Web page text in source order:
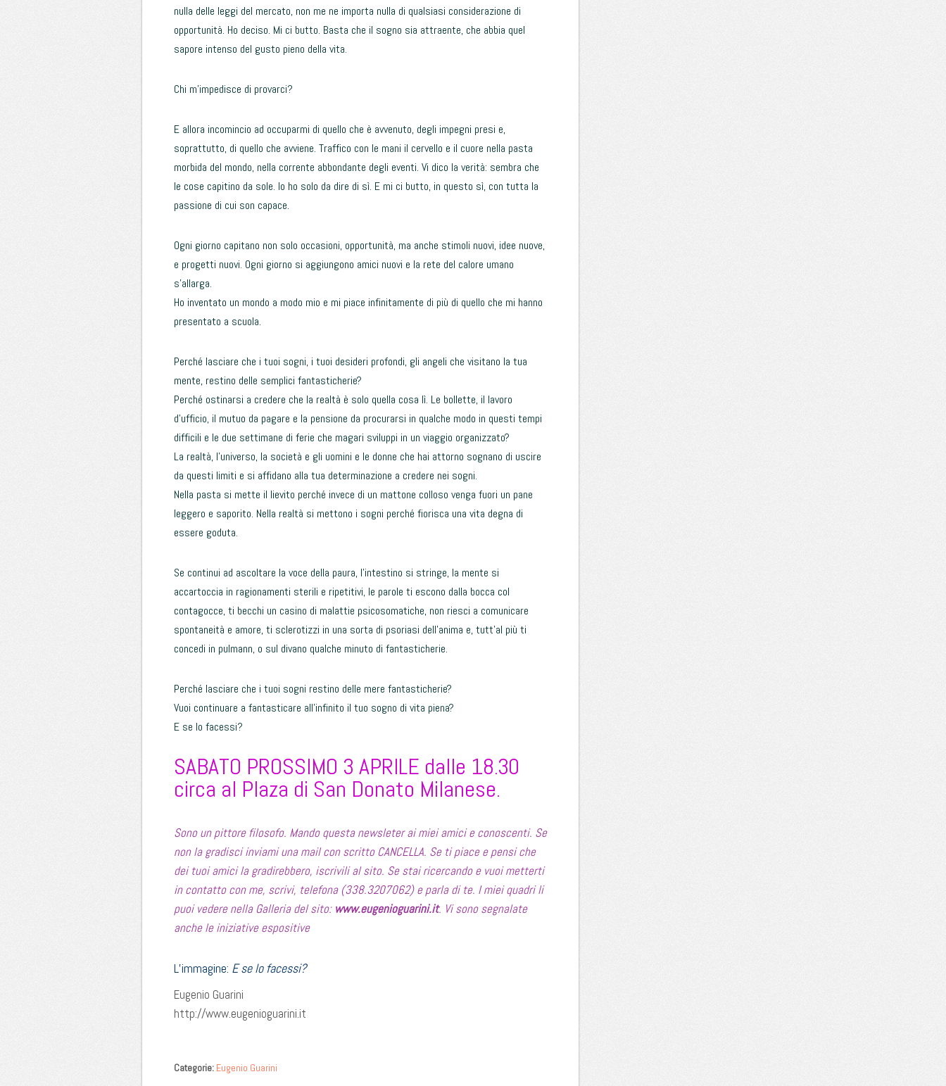
nulla delle leggi del mercato, non me ne importa nulla di qualsiasi considerazione di
opportunità. Ho deciso. Mi ci butto. Basta che il sogno sia attraente, che abbia quel
sapore intenso del gusto pieno della vita.
Chi m’impedisce di provarci?
E allora incomincio ad occuparmi di quello che è avvenuto, degli impegni presi e,
soprattutto, di quello che avviene. Traffico con le mani il cervello e il cuore nella pasta
morbida del mondo, nella corrente abbondante degli eventi. Vi dico la verità: sembra che
le cose capitino da sole. Io ho solo da dire di sì. E mi ci butto, in questo sì, con tutta la
passione di cui son capace.
Ogni giorno capitano non solo occasioni, opportunità, ma anche stimoli nuovi, idee nuove,
e progetti nuovi. Ogni giorno si aggiungono amici nuovi e la rete del calore umano
s’allarga.
Ho inventato un mondo a modo mio e mi piace infinitamente di più di quello che mi hanno
presentato a scuola.
Perché lasciare che i tuoi sogni, i tuoi desideri profondi, gli angeli che visitano la tua
mente, restino delle semplici fantasticherie?
Perché ostinarsi a credere che la realtà è solo quella cosa lì. Le bollette, il lavoro
d’ufficio, il mutuo da pagare e la pensione da procurarsi in qualche modo in questi tempi
difficili e le due settimane di ferie che magari sviluppi in un viaggio organizzato?
La realtà, l’universo, la società e gli uomini e le donne che hai attorno sognano di uscire
da questi limiti e si affidano alla tua determinazione a credere nei sogni.
Nella pasta si mette il lievito perché invece di un mattone colloso venga fuori un pane
leggero e saporito. Nella realtà si mettono i sogni perché fiorisca una vita degna di
essere goduta.
Se continui ad ascoltare la voce della paura, l’intestino si stringe, la mente si
accartoccia in ragionamenti sterili e ripetitivi, le parole ti escono dalla bocca col
contagocce, ti becchi un casino di malattie psicosomatiche, non riesci a comunicare
spontaneità e amore, ti sclerotizzi in una sorta di psoriasi dell’anima e, tutt’al più ti
concedi in pulmann, o sul divano qualche minuto di fantasticherie.
Perché lasciare che i tuoi sogni restino delle mere fantasticherie?
Vuoi continuare a fantasticare all’infinito il tuo sogno di vita piena?
E se lo facessi?
SABATO PROSSIMO 3 APRILE dalle 18.30
circa al Plaza di San Donato Milanese.
Sono un pittore filosofo. Mando questa newsleter ai miei amici e conoscenti. Se
non la gradisci inviami una mail con scritto CANCELLA. Se ti piace e pensi che
dei tuoi amici la gradirebbero, iscrivili al sito. Se stai ricercando e vuoi metterti
in contatto con me, scrivi, telefona (338.3207062) e parla di te. I miei quadri li
puoi vedere nella Galleria del sito: www.eugenioguarini.it. Vi sono segnalate
anche le iniziative espositive
L’immagine: E se lo facessi?
Eugenio Guarini
http://www.eugenioguarini.it
Categorie: Eugenio Guarini